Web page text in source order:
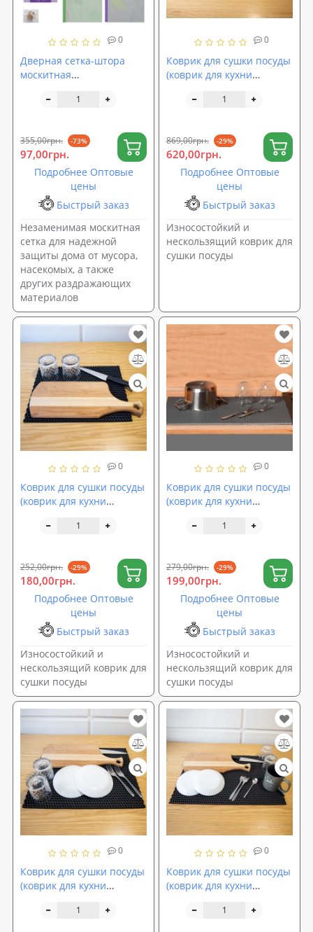
0
Дверная сетка-штора
москитная
комаров, мух) для дверей
355,00грн. -73%
97,00грн.
Подробнее Оптовые
цены
Быстрый заказ
Незаменимая москитная
сетка для надежной
защиты дома от мусора,
насекомых, а также
других раздражающих
материалов
0
Коврик для сушки посуды
(коврик для кухни
посуду) 100х60 см OSPORT
869,00грн. -29%
620,00грн.
Подробнее Оптовые
цены
Быстрый заказ
Износостойкий и
нескользящий коврик для
сушки посуды
0
Коврик для сушки посуды
(коврик для кухни
посуду) 40х30 см OSPORT
252,00грн. -29%
180,00грн.
Подробнее Оптовые
цены
Быстрый заказ
Износостойкий и
нескользящий коврик для
сушки посуды
0
Коврик для сушки посуды
(коврик для кухни
посуду) 50х30 см OSPORT
279,00грн. -29%
199,00грн.
Подробнее Оптовые
цены
Быстрый заказ
Износостойкий и
нескользящий коврик для
сушки посуды
0
Коврик для сушки посуды
(коврик для кухни
посуду) 50х40 см OSPORT
0
Коврик для сушки посуды
(коврик для кухни
посуду) 60х40 см OSPORT